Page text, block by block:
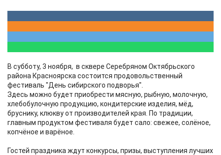
В субботу, 3 ноября, в сквере Серебряном Октябрьского
района Красноярска состоится продовольственный
фестиваль "День сибирского подворья".
Здесь можно будет приобрести мясную, рыбную, молочную,
хлебобулочную продукцию, кондитерские изделия, мёд,
бруснику, клюкву от производителей края. По традиции,
главным продуктом фестиваля будет сало: свежее, солёное,
копчёное и варёное.
Гостей праздника ждут конкурсы, призы, выступления лучших